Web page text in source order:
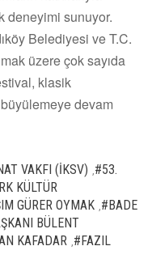
deneyimi sunuyor.
Belediyesi ve T.C.
üzere çok sayıda
klasik
devam
VAKFI (İKSV) #53.
KÜLTÜR
GÜRER OYMAK #BADE
BÜLENT
KAFADAR #FAZIL